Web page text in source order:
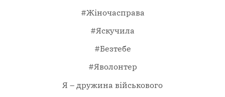
#Жіночасправа
#Яскучила
#Безтебе
#Яволонтер
Я – дружина військового